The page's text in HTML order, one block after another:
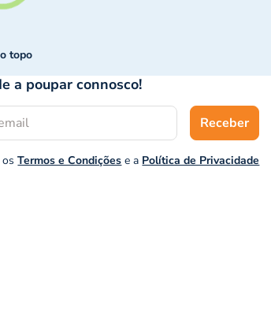
topo
a poupar connosco!
osTermos e Condições e a Política de Privacidade
Receber